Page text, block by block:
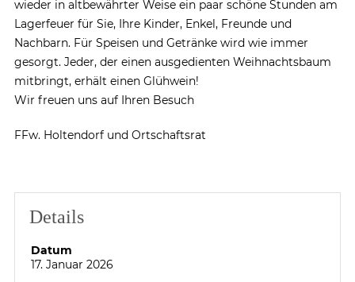
wieder in altbewährter Weise ein paar schöne Stunden am
Lagerfeuer für Sie, Ihre Kinder, Enkel, Freunde und
Nachbarn. Für Speisen und Getränke wird wie immer
gesorgt. Jeder, der einen ausgedienten Weihnachtsbaum
mitbringt, erhält einen Glühwein!
Wir freuen uns auf Ihren Besuch
FFw. Holtendorf und Ortschaftsrat
Details
Datum
17. Januar 2026